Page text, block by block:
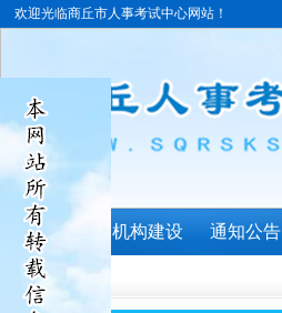
欢迎光临商丘市人事考试中心网站！
首页 机构建设 通知公告